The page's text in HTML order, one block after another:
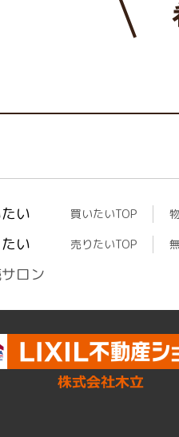
い 買いたいTOP
い 売りたいTOP
ロン